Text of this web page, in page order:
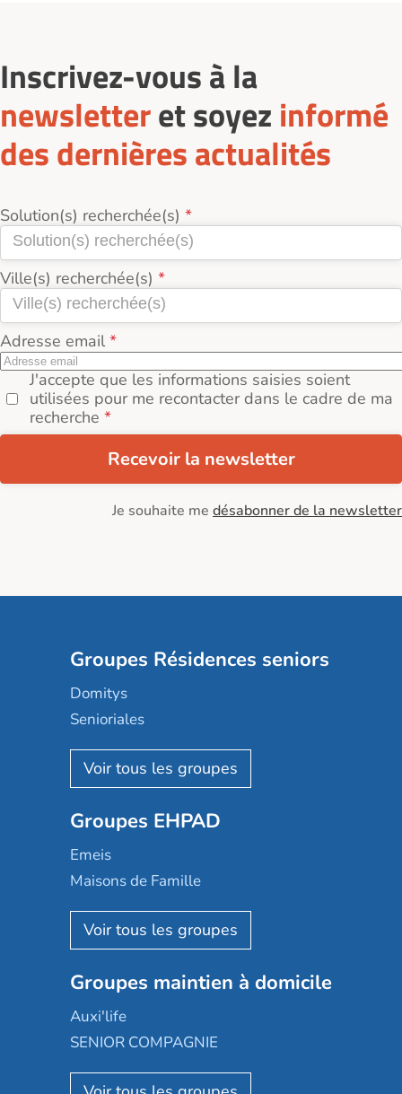
Inscrivez-vous à la
newsletteret soyez informé
des dernières actualités
Solution(s) recherchée(s)
Ville(s) recherchée(s)
Adresse email
J'accepte que les informations saisies soient
utilisées pour me recontacter dans le cadre de ma
recherche
Recevoir la newsletter
Je souhaite me désabonner de la newsletter
Groupes Résidences seniors
Domitys
Senioriales
Nohée
Les Résidentiels
Mobicap
Domusvi
Happy Senior
Aquarelia
Nexity edenea
Les jardins d'Arcadie
Occitalia
Appartseniors
Reseda
Groupes EHPAD
Emeis
Maisons de Famille
Korian
Emera
Groupe SOS
Le Noble Âge
Almage
Résidalya
Groupes maintien à domicile
Auxi'life
SENIOR COMPAGNIE
AGE D'OR Services